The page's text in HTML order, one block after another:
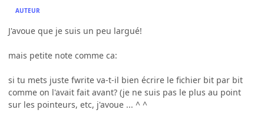
AUTEUR
J'avoue que je suis un peu largué!
mais petite note comme ca:
si tu mets juste fwrite va-t-il bien écrire le fichier bit par bit
comme on l'avait fait avant? (je ne suis pas le plus au point
sur les pointeurs, etc, j'avoue ... ^ ^